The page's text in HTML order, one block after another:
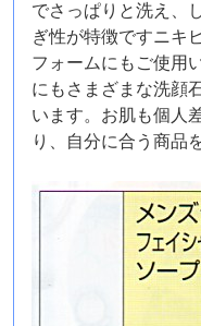
でさっぱりと洗え、
ぎ性が特徴ですニキ
フォームにもご使用
にもさまざまな洗顔
います。お肌も個人
り、自分に合う商品